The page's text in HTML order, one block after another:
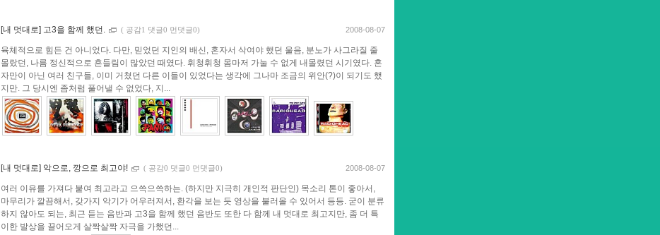
[내 멋대로] 고3을 함께 했던. ( 공감1 댓글0 먼댓글0) 2008-08-07
육체적으로 힘든 건 아니었다. 다만, 믿었던 지인의 배신, 혼자서 삭여야 했던 울음, 분노가 사그라질 줄
몰랐던, 나름 정신적으로 흔들림이 많았던 때였다. 휘청휘청 몸마저 가눌 수 없게 내몰렸던 시기였다. 혼
자만이 아닌 여러 친구들, 이미 거쳤던 다른 이들이 있었다는 생각에 그나마 조금의 위안(?)이 되기도 했
지만. 그 당시엔 좀처럼 풀어낼 수 없었다, 지...
[내 멋대로] 악으로, 깡으로 최고야! ( 공감0 댓글0 먼댓글0) 2008-08-07
여러 이유를 가져다 붙여 최고라고 으쓱으쓱하는. (하지만 지극히 개인적 판단인) 목소리 톤이 좋아서,
마무리가 깔끔해서, 갖가지 악기가 어우러져서, 환각을 보는 듯 영상을 불러올 수 있어서 등등. 굳이 분류
하지 않아도 되는, 최근 듣는 음반과 고3을 함께 했던 음반도 또한 다 함께 내 멋대로 최고지만, 좀 더 특
이한 발상을 끌어오게 살짝살짝 자극을 가했던...